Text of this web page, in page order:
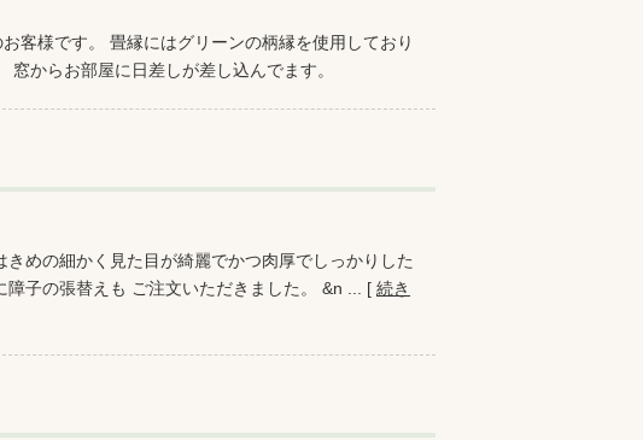
客様です。 畳縁にはグリーンの柄縁を使用しており
からお部屋に日差しが差し込んでます。
めの細かく見た目が綺麗でかつ肉厚でしっかりした
子の張替えも ご注文いただきました。 &n ... [ 続き